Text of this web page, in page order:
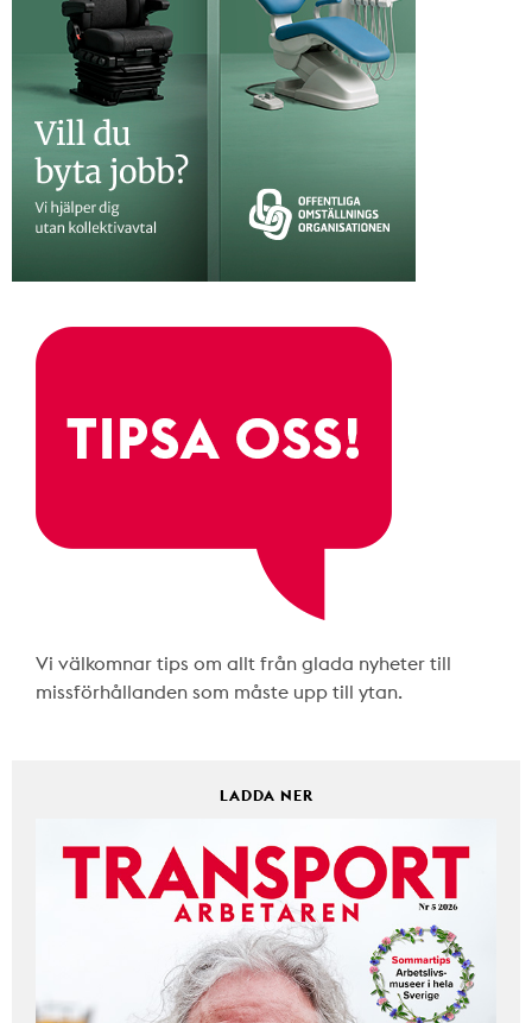
Vi välkomnar tips om allt från glada nyheter till
missförhållanden som måste upp till ytan.
LADDA NER